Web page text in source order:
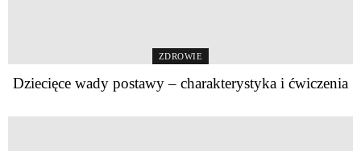
ZDROWIE
Dziecięce wady postawy – charakterystyka i ćwiczenia